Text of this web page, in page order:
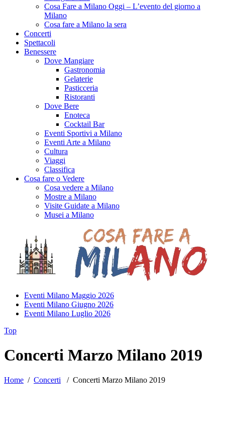
Cosa Fare a Milano Oggi – L’evento del giorno a
Milano
Cosa fare a Milano la sera
Concerti
Spettacoli
Benessere
Dove Mangiare
Gastronomia
Gelaterie
Pasticceria
Ristoranti
Dove Bere
Enoteca
Cocktail Bar
Eventi Sportivi a Milano
Eventi Arte a Milano
Cultura
Viaggi
Classifica
Cosa fare o Vedere
Cosa vedere a Milano
Mostre a Milano
Visite Guidate a Milano
Musei a Milano
Eventi Milano Maggio 2026
Eventi Milano Giugno 2026
Eventi Milano Luglio 2026
Top
Concerti Marzo Milano 2019
Home / Concerti / Concerti Marzo Milano 2019